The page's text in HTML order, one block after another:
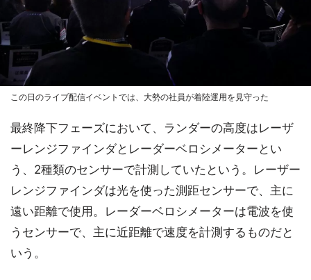
この日のライブ配信イベントでは、大勢の社員が着陸運用を見守った
最終降下フェーズにおいて、ランダーの高度はレーザ
ーレンジファインダとレーダーベロシメーターとい
う、2種類のセンサーで計測していたという。レーザー
レンジファインダは光を使った測距センサーで、主に
遠い距離で使用。レーダーベロシメーターは電波を使
うセンサーで、主に近距離で速度を計測するものだと
いう。